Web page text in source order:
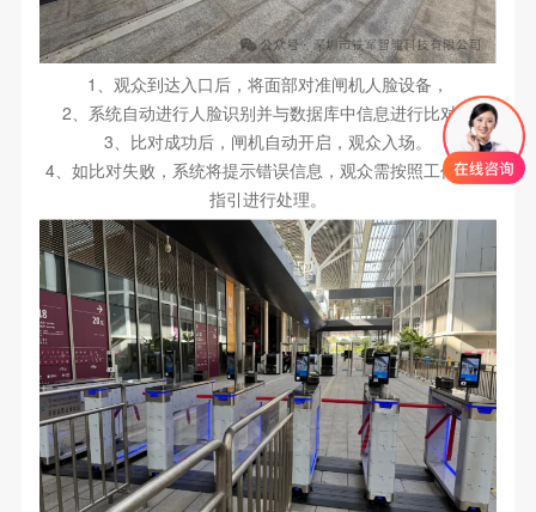
1、观众到达入口后，将面部对准闸机人脸设备，
2、系统自动进行人脸识别并与数据库中信息进行比对，
3、比对成功后，闸机自动开启，观众入场。
4、如比对失败，系统将提示错误信息，观众需按照工作人员
指引进行处理。